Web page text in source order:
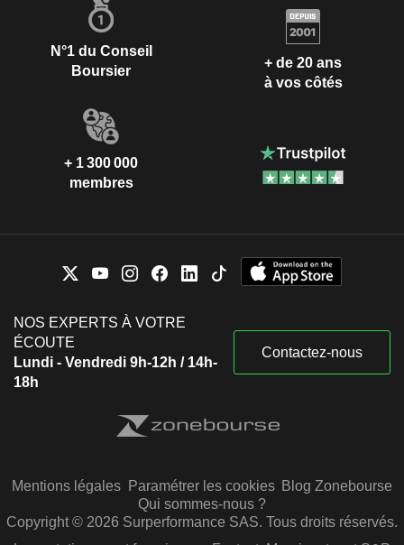
N°1 du Conseil
Boursier
+ de 20 ans
à vos côtés
+ 1 300 000
membres
NOS EXPERTS À VOTRE
ÉCOUTE
Lundi - Vendredi 9h-12h / 14h-
18h
Contactez-nous
Mentions légales Paramétrer les cookies Blog Zonebourse
Qui sommes-nous ?
Copyright © 2026 Surperformance SAS. Tous droits réservés.